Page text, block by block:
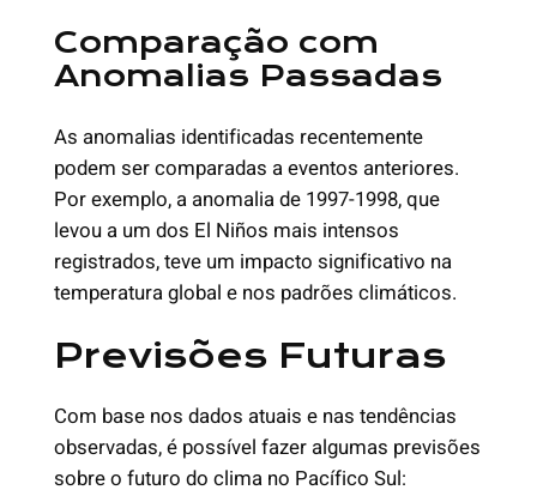
Comparação com
Anomalias Passadas
As anomalias identificadas recentemente
podem ser comparadas a eventos anteriores.
Por exemplo, a anomalia de 1997-1998, que
levou a um dos El Niños mais intensos
registrados, teve um impacto significativo na
temperatura global e nos padrões climáticos.
Previsões Futuras
Com base nos dados atuais e nas tendências
observadas, é possível fazer algumas previsões
sobre o futuro do clima no Pacífico Sul: